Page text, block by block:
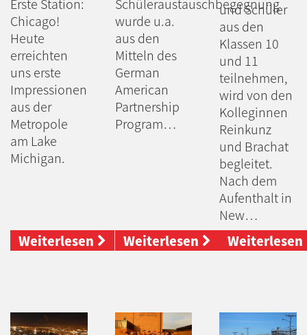
Erste Station:
Chicago!
Heute
erreichten
uns erste
Impressionen
aus der
Metropole
am Lake
Michigan.
Weiterlesen
Schüleraustauschbegegnung
wurde u.a.
aus den
Mitteln des
German
American
Partnership
Program…
Weiterlesen
und Schüler
aus den
Klassen 10
und 11
teilnehmen,
wird von den
Kolleginnen
Reinkunz
und Brachat
begleitet.
Nach dem
Aufenthalt in
New…
Weiterlesen